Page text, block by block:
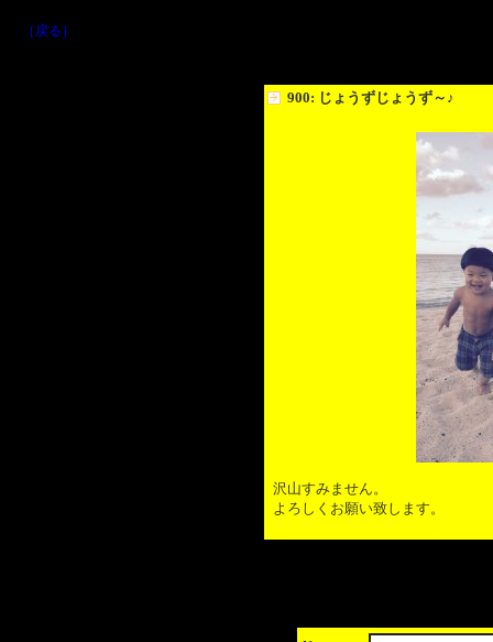
［戻る］
900: じょうずじょうず～♪
沢山すみません。
よろしくお願い致します。